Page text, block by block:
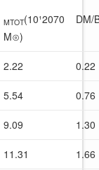
MTOT(10¹2070
M⊙)
DM/
2.22 0.22
5.54 0.76
9.09 1.30
11.31 1.66